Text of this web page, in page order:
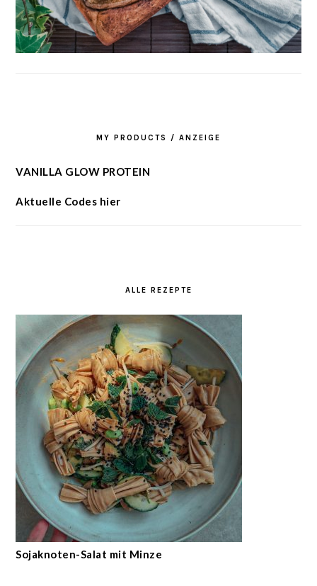
MY PRODUCTS / ANZEIGE
VANILLA GLOW PROTEIN
Aktuelle Codes hier
ALLE REZEPTE
Sojaknoten-Salat mit Minze